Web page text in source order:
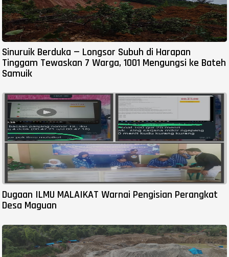
Sinuruik Berduka — Longsor Subuh di Harapan
Tinggam Tewaskan 7 Warga, 1001 Mengungsi ke Bateh
Samuik
Dugaan ILMU MALAIKAT Warnai Pengisian Perangkat
Desa Maguan